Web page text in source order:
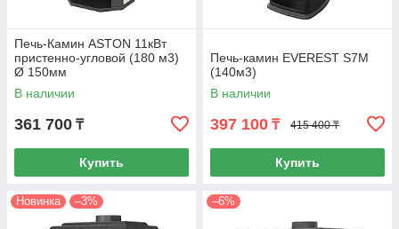
Печь-Камин ASTON 11кВт
пристенно-угловой (180 м3)
Ø 150мм
В наличии
361 700 ₸
Купить
Печь-камин EVEREST S7М
(140м3)
В наличии
397 100 ₸ 415 400 ₸
Купить
Новинка –3% –6%